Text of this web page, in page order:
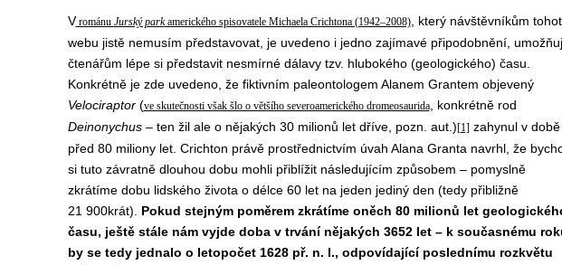
Vrománu Jurský parkamerického spisovatele Michaela Crichtona (1942–2008), který návštěvníkům
webu jistě nemusím představovat, je uvedeno i jedno zajímavé připodobnění,
čtenářům lépe si představit nesmírné dálavy tzv. hlubokého (geologického) času.
Konkrétně je zde uvedeno, že fiktivním paleontologem Alanem Grantem objevený
Velociraptor(ve skutečnosti však šlo o většího severoamerického dromeosaurida, konkrétně rod
Deinonychus– ten žil ale o nějakých 30 milionů let dříve, pozn. aut.)[1]zahynul v době
před 80 miliony let. Crichton právě prostřednictvím úvah Alana Granta navrhl, že
si tuto závratně dlouhou dobu mohli přiblížit následujícím způsobem – pomyslně
zkrátíme dobu lidského života o délce 60 let na jeden jediný den (tedy přibližně
21 900krát). Pokud stejným poměrem zkrátíme oněch 80 milionů let
času, ještě stále nám vyjde doba v trvání nějakých 3652 let – k současnému
by se tedy jednalo o letopočet 1628 př. n. l., odpovídající poslednímu rozkvětu